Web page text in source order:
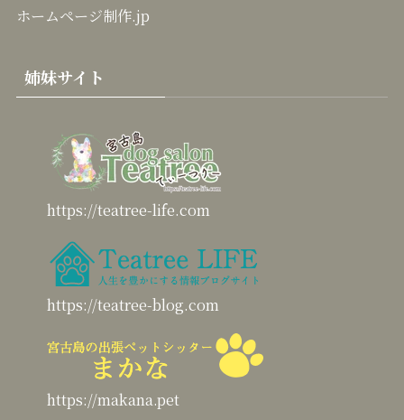
ホームページ制作.jp
姉妹サイト
https://teatree-life.com
https://teatree-blog.com
https://makana.pet